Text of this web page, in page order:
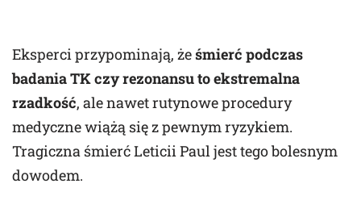
Eksperci przypominają, żeśmierć podczas
badania TK czy rezonansu to ekstremalna
rzadkość, ale nawet rutynowe procedury
medyczne wiążą się z pewnym ryzykiem.
Tragiczna śmierć Leticii Paul jest tego bolesnym
dowodem.